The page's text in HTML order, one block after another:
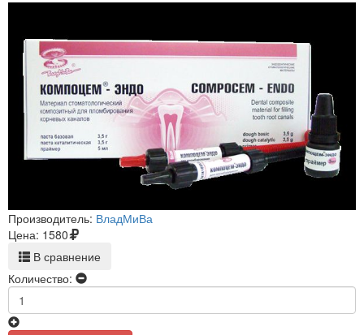
Производитель: ВладМиВа
Цена: 1580
В сравнение
Количество: